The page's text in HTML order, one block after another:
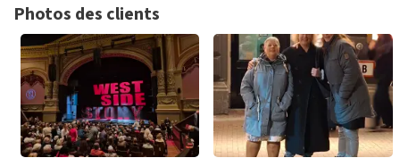
semaines avant qu'un avis ne soit publié.
Photos des clients